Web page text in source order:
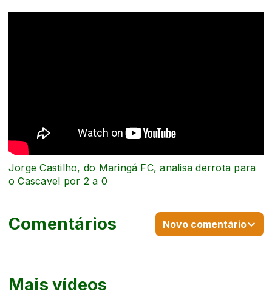
Mais vídeos
Jorge Castilho, do Maringá FC, analisa derrota para
o Cascavel por 2 a 0
Comentários Novo comentário